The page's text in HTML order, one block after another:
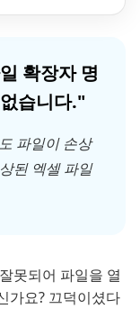
확장자 명
습니다."
파일이 손상
된 엑셀 파일
못되어 파일을 열
가요? 끄덕이셨다